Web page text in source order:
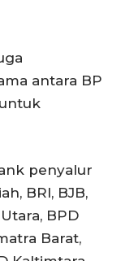
antara BP
penyalur
BRI, BJB,
BPD
Barat,